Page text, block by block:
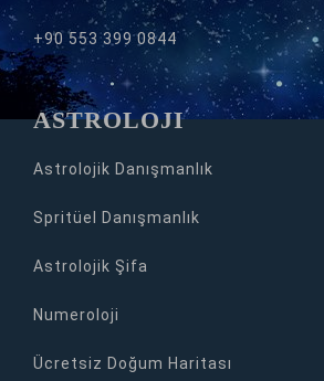
+90 553 399 0844
ASTROLOJİ
Astrolojik Danışmanlık
Spritüel Danışmanlık
Astrolojik Şifa
Numeroloji
Ücretsiz Doğum Haritası